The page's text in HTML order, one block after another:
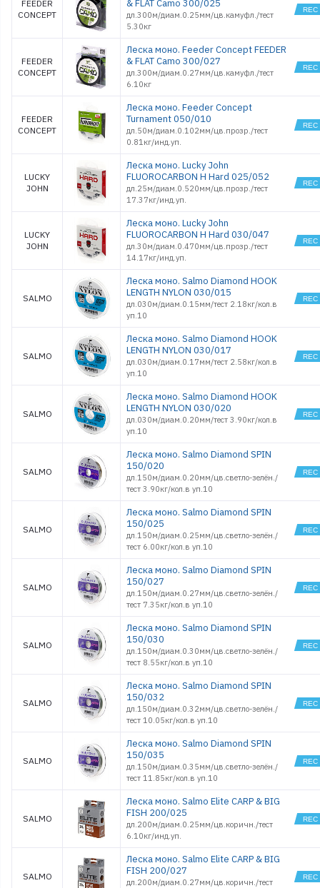
150 STRONG
SINKING
POWERSINK
150 x8
MONO
250 STRONG
300 CAT
300 STRONG
300 STRONG
ORANGE
360 STRONG
EXACT
EXACT
600 STRONG
FEEDER
CONCEPT
& FLAT Camo 300/025
дл.300м/диам.0.25мм/цв.камуфл./тест
5.30кг
FEEDER
CONCEPT
Леска моно. Feeder Concept FEEDER
& FLAT Camo 300/027
дл.300м/диам.0.27мм/цв.камуфл./тест
6.10кг
FEEDER
CONCEPT
Леска моно. Feeder Concept
Turnament 050/010
дл.50м/диам.0.102мм/цв.прозр./тест
0.81кг/инд.уп.
LUCKY
JOHN
Леска моно. Lucky John
FLUOROCARBON H Hard 025/052
дл.25м/диам.0.520мм/цв.прозр./тест
17.37кг/инд.уп.
LUCKY
JOHN
Леска моно. Lucky John
FLUOROCARBON H Hard 030/047
дл.30м/диам.0.470мм/цв.прозр./тест
14.17кг/инд.уп.
SALMO
Леска моно. Salmo Diamond HOOK
LENGTH NYLON 030/015
дл.030м/диам.0.15мм/тест 2.18кг/кол.в
уп.10
SALMO
Леска моно. Salmo Diamond HOOK
LENGTH NYLON 030/017
дл.030м/диам.0.17мм/тест 2.58кг/кол.в
уп.10
SALMO
Леска моно. Salmo Diamond HOOK
LENGTH NYLON 030/020
дл.030м/диам.0.20мм/тест 3.90кг/кол.в
уп.10
SALMO
Леска моно. Salmo Diamond SPIN
150/020
дл.150м/диам.0.20мм/цв.светло-зелён./
тест 3.90кг/кол.в уп.10
SALMO
Леска моно. Salmo Diamond SPIN
150/025
дл.150м/диам.0.25мм/цв.светло-зелён./
тест 6.00кг/кол.в уп.10
SALMO
Леска моно. Salmo Diamond SPIN
150/027
дл.150м/диам.0.27мм/цв.светло-зелён./
тест 7.35кг/кол.в уп.10
SALMO
Леска моно. Salmo Diamond SPIN
150/030
дл.150м/диам.0.30мм/цв.светло-зелён./
тест 8.55кг/кол.в уп.10
SALMO
Леска моно. Salmo Diamond SPIN
150/032
дл.150м/диам.0.32мм/цв.светло-зелён./
тест 10.05кг/кол.в уп.10
SALMO
Леска моно. Salmo Diamond SPIN
150/035
дл.150м/диам.0.35мм/цв.светло-зелён./
тест 11.85кг/кол.в уп.10
SALMO
Леска моно. Salmo Elite CARP & BIG
FISH 200/025
дл.200м/диам.0.25мм/цв.коричн./тест
6.10кг/инд.уп.
SALMO
Леска моно. Salmo Elite CARP & BIG
FISH 200/027
дл.200м/диам.0.27мм/цв.коричн./тест